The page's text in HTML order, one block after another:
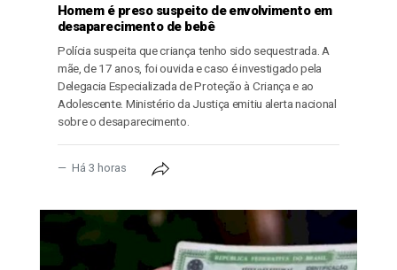
Homem é preso suspeito de envolvimento em
desaparecimento de bebê
Polícia suspeita que criança tenho sido sequestrada. A
mãe, de 17 anos, foi ouvida e caso é investigado pela
Delegacia Especializada de Proteção à Criança e ao
Adolescente. Ministério da Justiça emitiu alerta nacional
sobre o desaparecimento.
Há 3 horas